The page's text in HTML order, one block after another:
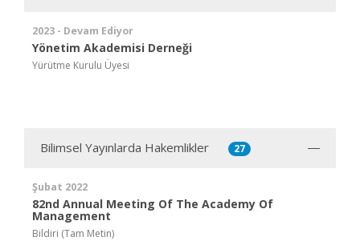
2023 - Devam Ediyor
Yönetim Akademisi Derneği
Yürütme Kurulu Üyesi
Bilimsel Yayınlarda Hakemlikler 27
Şubat 2022
82nd Annual Meeting Of The Academy Of
Management
Bildiri (Tam Metin)